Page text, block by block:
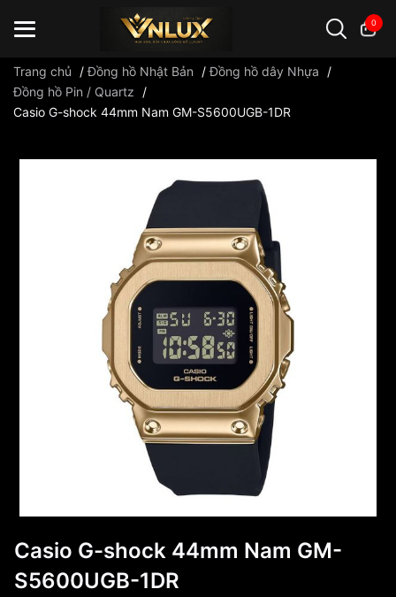
0
Đồng hồ casio đồng hồ G-Shock đồng hồ Orient ...
Trang chủ /Đồng hồ Nhật Bản /Đồng hồ dây Nhựa
/
Đồng hồ Pin / Quartz
/
Casio G-shock 44mm Nam GM-S5600UGB-1DR
Casio G-shock 44mm Nam GM-
S5600UGB-1DR